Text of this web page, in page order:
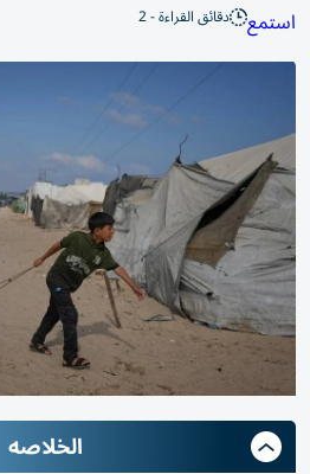
استمع دقائق القراءة - 2
الخلاصه